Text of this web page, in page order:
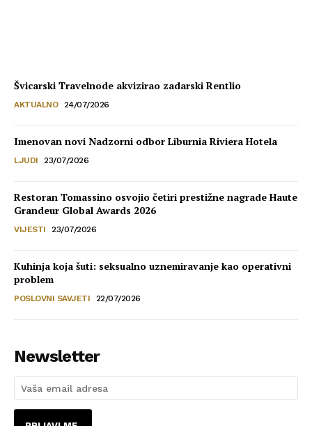
Švicarski Travelnode akvizirao zadarski Rentlio
AKTUALNO 24/07/2026
Imenovan novi Nadzorni odbor Liburnia Riviera Hotela
LJUDI 23/07/2026
Restoran Tomassino osvojio četiri prestižne nagrade Haute
Grandeur Global Awards 2026
VIJESTI 23/07/2026
Kuhinja koja šuti: seksualno uznemiravanje kao operativni
problem
POSLOVNI SAVJETI 22/07/2026
Newsletter